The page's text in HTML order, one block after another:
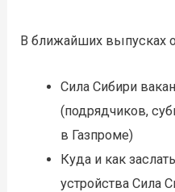
В ближайших выпусках
Сила Сибири
(подрядчиков,
в Газпроме)
Куда и как
устройства Сила